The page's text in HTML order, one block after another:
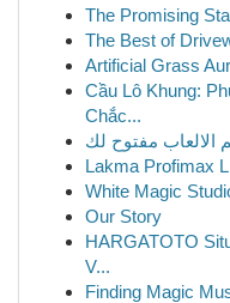
The Promising
The Best of
Artificial Grass
Cầu Lô Khung:
Chắc...
الالعاب مفتوح لك
Lakma Profimax
White Magic
Our Story
HARGATOTO
V...
Finding Magic